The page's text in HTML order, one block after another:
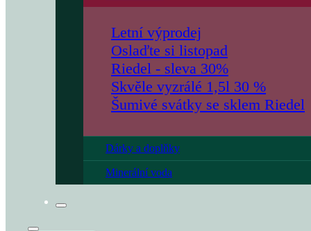
Letní výprodej
Oslaďte si listopad
Riedel - sleva 30%
Skvěle vyzrálé 1,5l 30 %
Šumivé svátky se sklem Riedel
Dárky a doplňky
Minerální voda